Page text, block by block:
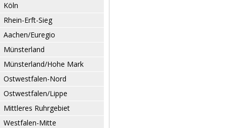
Köln
Rhein-Erft-Sieg
Aachen/Euregio
Münsterland
Münsterland/Hohe Mark
Ostwestfalen-Nord
Ostwestfalen/Lippe
Mittleres Ruhrgebiet
Westfalen-Mitte